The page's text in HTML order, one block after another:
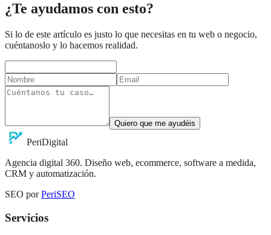
¿Te ayudamos con esto?
Si lo de este artículo es justo lo que necesitas en tu web o negocio,
cuéntanoslo y lo hacemos realidad.
Quiero que me ayudéis
PeriDigital
Agencia digital 360. Diseño web, ecommerce, software a medida,
CRM y automatización.
SEO por PeriSEO
Servicios